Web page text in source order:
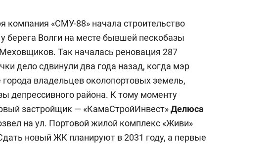
компания «СМУ-88» начала строительство
берега Волги на месте бывшей пескобазы
Так началась реновация 287
дело сдвинули два года назад, когда мэр
владельцев околопортовых земель,
депрессивного района. К тому моменту
застройщик — «КамаСтройИнвест»Делюса
на ул. Портовой жилой комплекс «Живи»
новый ЖК планируют в 2031 году, а первые